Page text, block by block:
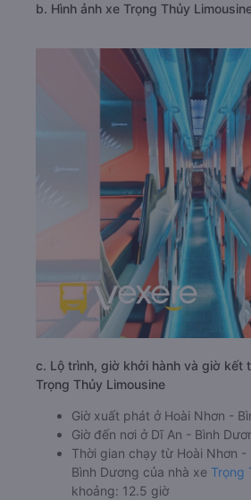
b. Hình ảnh xe Trọng Thủy
c. Lộ trình, giờ khởi hành và giờ kết
Trọng Thủy Limousine
Giờ xuất phát ở Hoài Nhơn -
Giờ đến nơi ở Dĩ An - Bình
Thời gian chạy từ Hoài Nhơn -
Bình Dương của nhà xe Trọng
khoảng: 12.5 giờ